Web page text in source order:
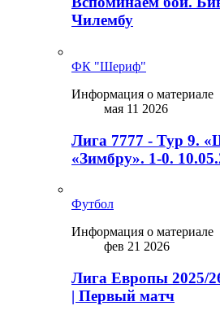
Чилембу
ФК "Шериф"
Информация о материале
мая 11 2026
Лига 7777 - Тур 9.
«Зимбру». 1-0.
Футбол
Информация о материале
фев 21 2026
Лига Европы 2025/
| Первый матч